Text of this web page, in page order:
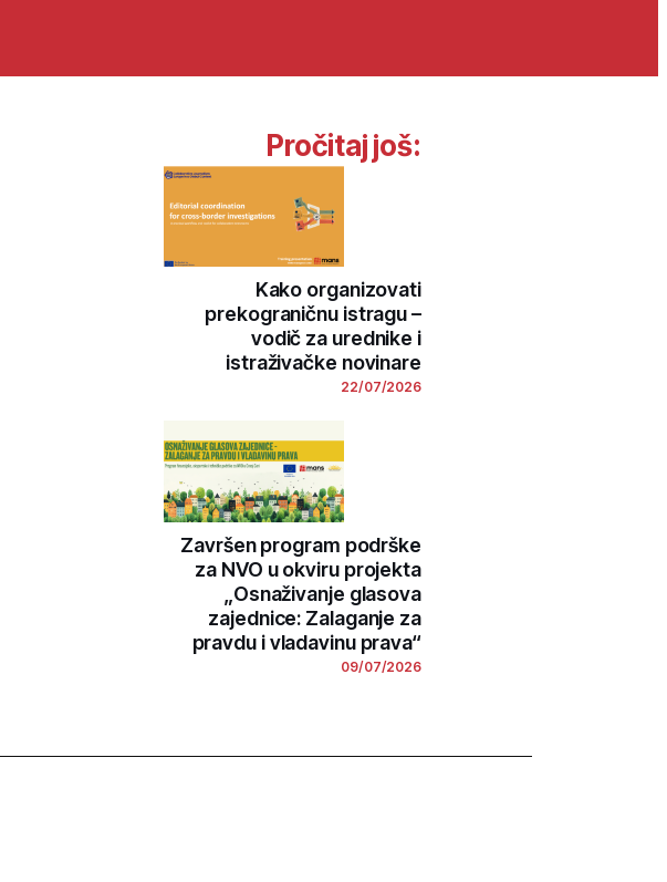
Pročitaj još:
Kako organizovati
prekograničnu istragu –
vodič za urednike i
istraživačke novinare
22/07/2026
Završen program podrške
za NVO u okviru projekta
„Osnaživanje glasova
zajednice: Zalaganje za
pravdu i vladavinu prava“
09/07/2026